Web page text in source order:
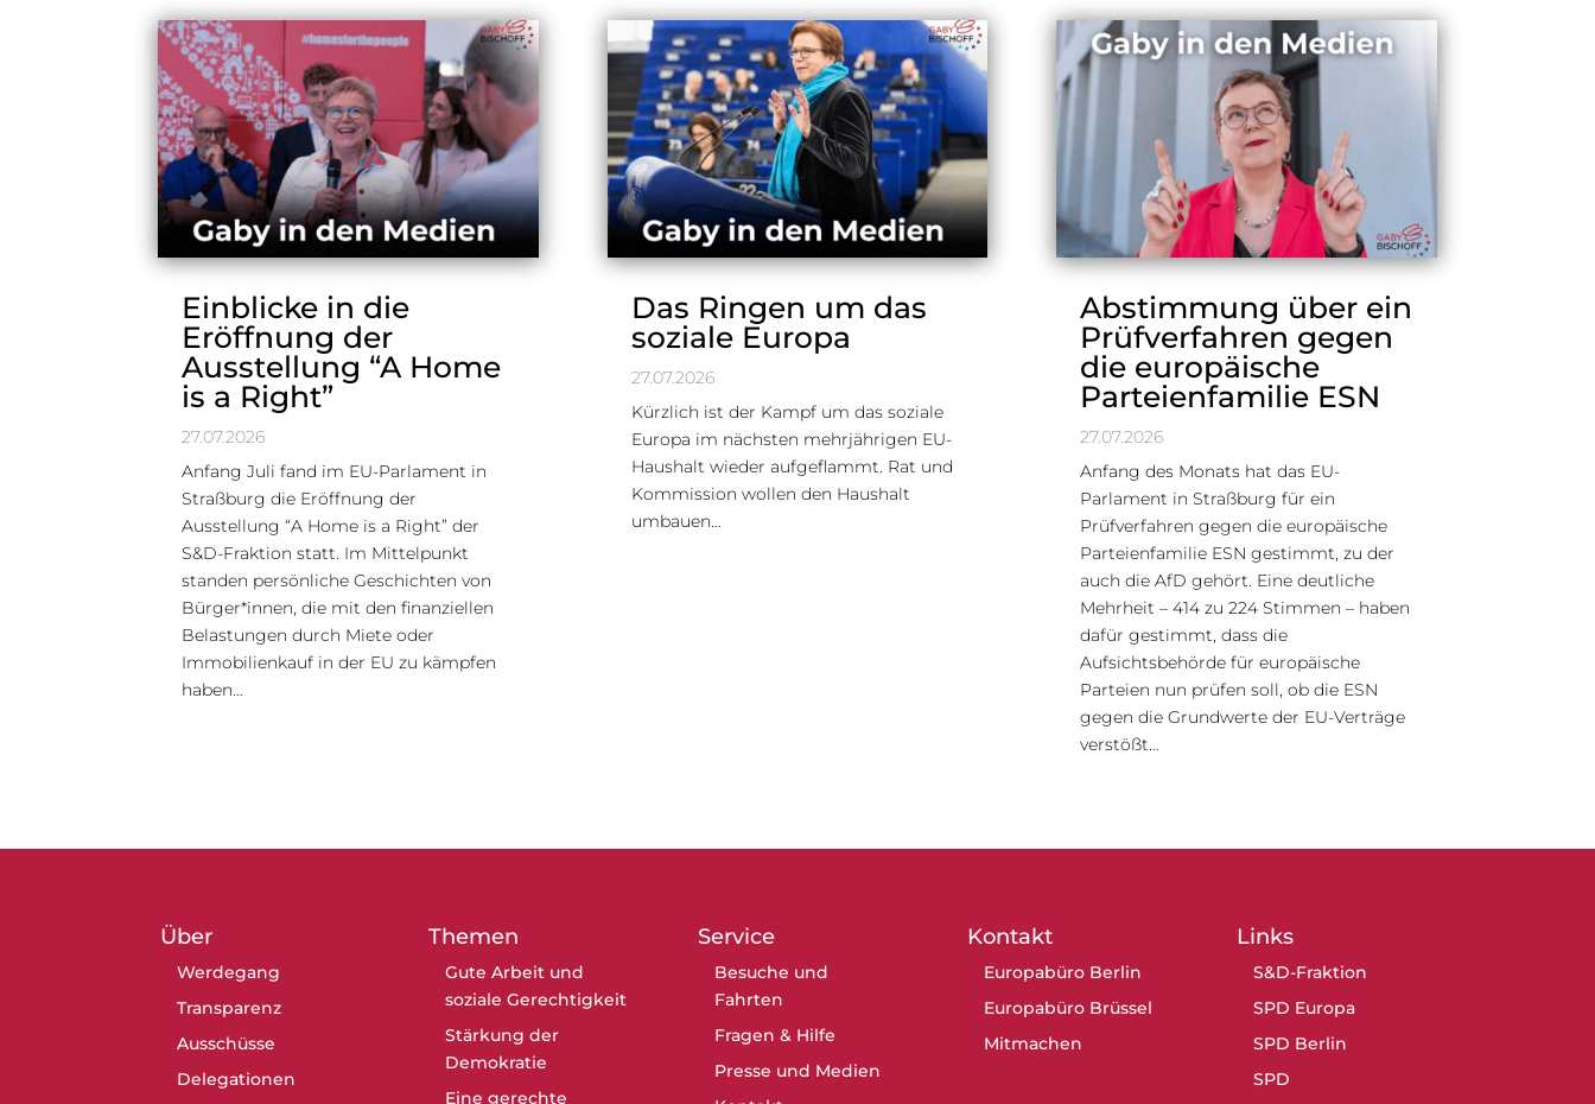
Einblicke in die
Eröffnung der
Ausstellung “A Home
is a Right”
27.07.2026
Anfang Juli fand im EU-Parlament in
Straßburg die Eröffnung der
Ausstellung “A Home is a Right” der
S&D-Fraktion statt. Im Mittelpunkt
standen persönliche Geschichten von
Bürger*innen, die mit den finanziellen
Belastungen durch Miete oder
Immobilienkauf in der EU zu kämpfen
haben…
Das Ringen um das
soziale Europa
27.07.2026
Kürzlich ist der Kampf um das soziale
Europa im nächsten mehrjährigen EU-
Haushalt wieder aufgeflammt. Rat und
Kommission wollen den Haushalt
umbauen…
Abstimmung über ein
Prüfverfahren gegen
die europäische
Parteienfamilie ESN
27.07.2026
Anfang des Monats hat das EU-
Parlament in Straßburg für ein
Prüfverfahren gegen die europäische
Parteienfamilie ESN gestimmt, zu der
auch die AfD gehört. Eine deutliche
Mehrheit – 414 zu 224 Stimmen – haben
dafür gestimmt, dass die
Aufsichtsbehörde für europäische
Parteien nun prüfen soll, ob die ESN
gegen die Grundwerte der EU-Verträge
verstößt…
Über
Werdegang
Transparenz
Ausschüsse
Delegationen
Themen
Gute Arbeit und
soziale Gerechtigkeit
Stärkung der
Demokratie
Eine gerechte
Service
Besuche und
Fahrten
Fragen & Hilfe
Presse und Medien
Kontakt
Europabüro Berlin
Europabüro Brüssel
Mitmachen
Links
S&D-Fraktion
SPD Europa
SPD Berlin
SPD